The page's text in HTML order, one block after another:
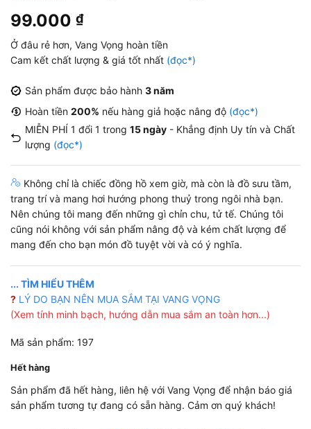
dựa trên
đánh giá
99.000 ₫
Ở đâu rẻ hơn, Vang Vọng hoàn tiền
Cam kết chất lượng & giá tốt nhất (đọc*)
Sản phẩm được bảo hành 3 năm
Hoàn tiền 200% nếu hàng giả hoặc nâng độ (đọc*)
MIỄN PHÍ 1 đổi 1 trong 15 ngày - Khẳng định Uy tín và Chất
lượng (đọc*)
Không chỉ là chiếc đồng hồ xem giờ, mà còn là đồ sưu tầm,
trang trí và mang hơi hướng phong thuỷ trong ngôi nhà bạn.
Nên chúng tôi mang đến những gì chỉn chu, tử tế. Chúng tôi
cũng nói không với sản phẩm nâng độ và kém chất lượng để
mang đến cho bạn món đồ tuyệt vời và có ý nghĩa.
... TÌM HIỂU THÊM
? LÝ DO BẠN NÊN MUA SẮM TẠI VANG VỌNG
(Xem tính minh bạch, hướng dẫn mua sắm an toàn hơn...)
Mã sản phẩm: 197
Hết hàng
Sản phẩm đã hết hàng, liên hệ với Vang Vọng để nhận báo giá
sản phẩm tương tự đang có sẵn hàng. Cảm ơn quý khách!